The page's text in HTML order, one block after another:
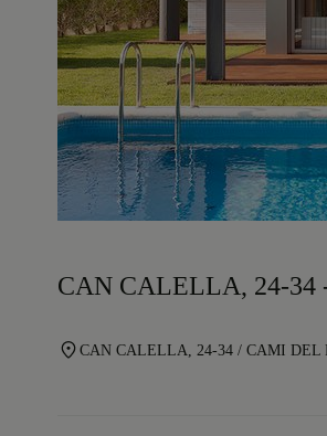
CAN CALELLA, 24-34
CAN CALELLA, 24-34 / CAMI DEL